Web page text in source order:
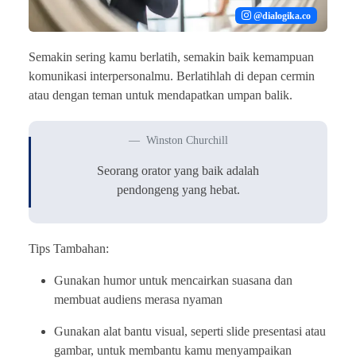
@dialogika.co
Semakin sering kamu berlatih, semakin baik kemampuan
komunikasi interpersonalmu. Berlatihlah di depan cermin
atau dengan teman untuk mendapatkan umpan balik.
Winston Churchill
Seorang orator yang baik adalah
pendongeng yang hebat.
Tips Tambahan:
Gunakan humor untuk mencairkan suasana dan
membuat audiens merasa nyaman
Gunakan alat bantu visual, seperti slide presentasi atau
gambar, untuk membantu kamu menyampaikan